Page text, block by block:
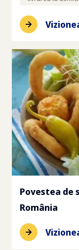
Povestea de
România